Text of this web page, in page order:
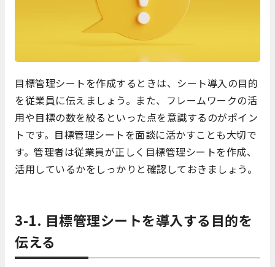
目標管理シートを作成するときは、シート導入の目的
を従業員に伝えましょう。また、フレームワークの活
用や目標の数を絞るといった点を意識するのがポイン
トです。目標管理シートを面談に活かすことも大切で
す。管理者は従業員が正しく目標管理シートを作成、
活用しているかをしっかりと確認しておきましょう。
3-1. 目標管理シートを導入する目的を
伝える